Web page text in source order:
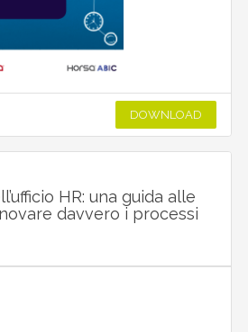
DOWNLOAD
HR: una guida alle
davvero i processi